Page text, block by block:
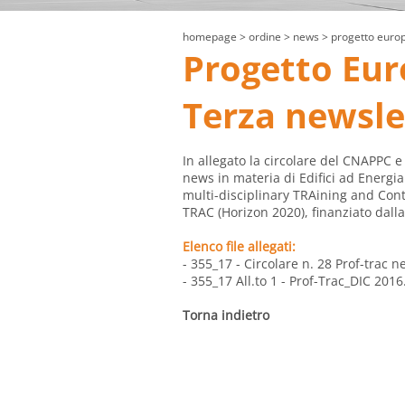
homepage > ordine > news > progetto
Progetto
Terza
In allegato la circolare del
news in materia di Edifici ad
multi-disciplinary TRAining and
TRAC (Horizon 2020), finanziato
Elenco file allegati:
- 355_17 - Circolare n. 28 Prof-trac
- 355_17 All.to 1 - Prof-Trac_DIC
Torna indietro